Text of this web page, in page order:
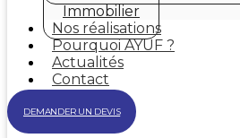
Immobilier
Nos réalisations
Pourquoi AYUF ?
Actualités
Contact
DEMANDER UN DEVIS